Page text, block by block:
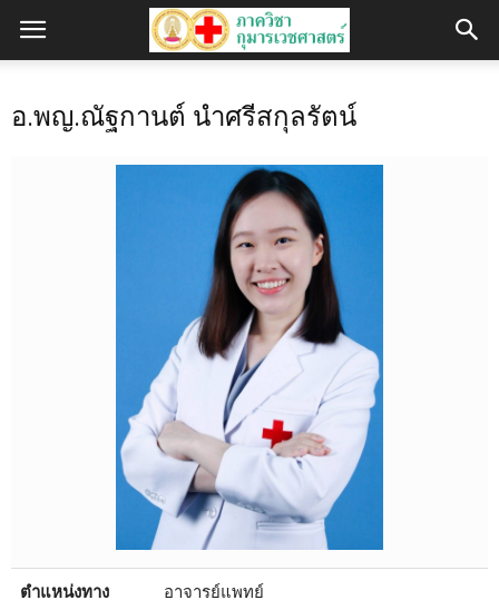
อ.พญ.ณัฐกานต์ นำศรีสกุลรัตน์
ตำแหน่งทาง
อาจารย์แพทย์